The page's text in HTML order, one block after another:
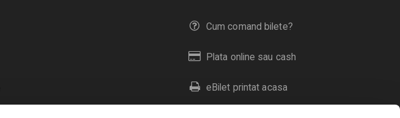
Cum comand bilete?
Plata online sau cash
eBilet printat acasa